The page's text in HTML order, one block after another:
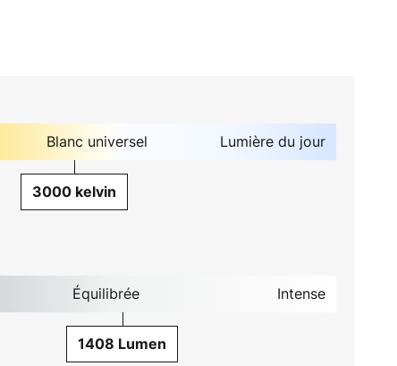
Blanc universel Lumière du jour
3000 kelvin
Équilibrée Intense
1408 Lumen